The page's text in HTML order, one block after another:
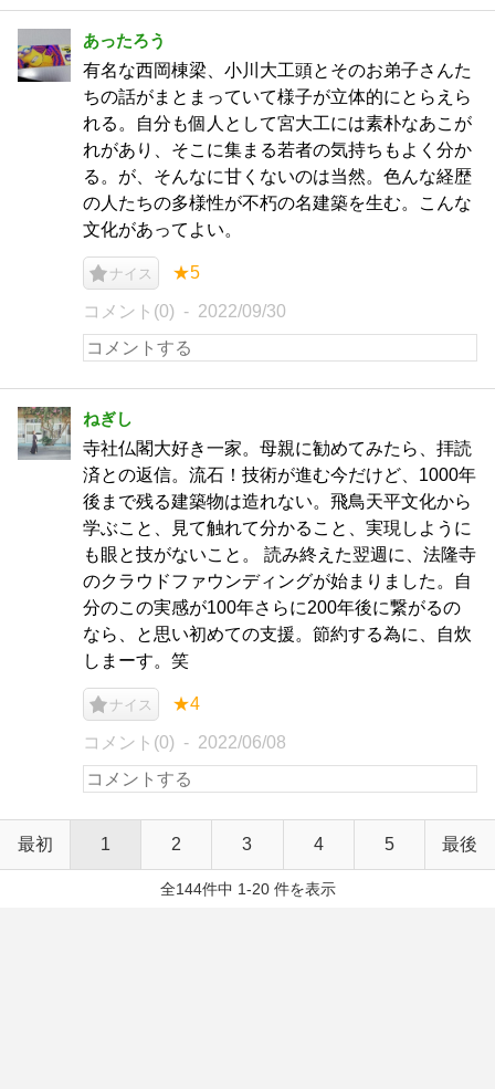
あったろう
有名な西岡棟梁、小川大工頭とそのお弟子さんた
ちの話がまとまっていて様子が立体的にとらえら
れる。自分も個人として宮大工には素朴なあこが
れがあり、そこに集まる若者の気持ちもよく分か
る。が、そんなに甘くないのは当然。色んな経歴
の人たちの多様性が不朽の名建築を生む。こんな
文化があってよい。
ナイス ★5
コメント(0) 2022/09/30
ねぎし
寺社仏閣大好き一家。母親に勧めてみたら、拝読
済との返信。流石！技術が進む今だけど、1000年
後まで残る建築物は造れない。飛鳥天平文化から
学ぶこと、見て触れて分かること、実現しように
も眼と技がないこと。 読み終えた翌週に、法隆寺
のクラウドファウンディングが始まりました。自
分のこの実感が100年さらに200年後に繋がるの
なら、と思い初めての支援。節約する為に、自炊
しまーす。笑
ナイス ★4
コメント(0) 2022/06/08
最初 1 2 3 4 5 最後
全144件中 1-20 件を表示